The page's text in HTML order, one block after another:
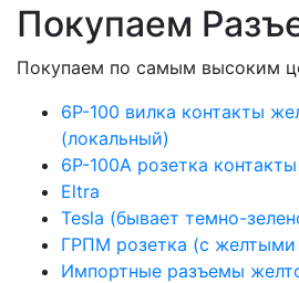
Покупаем
Покупаем по самым высоким
6Р-100 вилка контакты
(локальный)
6Р-100А розетка
Eltra
Tesla (бывает темно-
ГРПМ розетка (с желтыми
Импортные разъемы